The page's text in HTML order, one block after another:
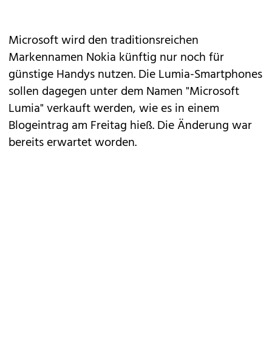
Microsoft wird den traditionsreichen
Markennamen Nokia künftig nur noch für
günstige Handysnutzen. Die Lumia-Smartphones
sollen dagegen unter dem Namen "Microsoft
Lumia" verkauft werden, wie es in einem
Blogeintrag am Freitag hieß. Die Änderung war
bereits erwartet worden.